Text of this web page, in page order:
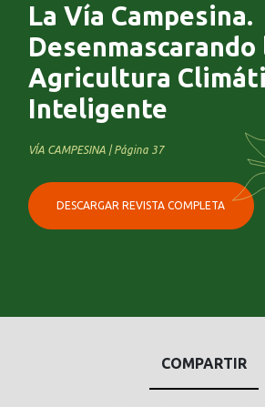
La Vía Campesina.
Desenmascarando
Agricultura
Inteligente
VÍA CAMPESINA | Página 37
DESCARGAR REVISTA COMPLETA
COMPARTIR